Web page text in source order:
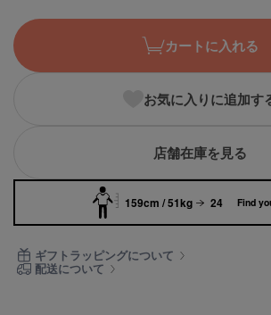
BANDOLIER
バンドリヤー
Calvin Klein
CELFORD
カートに入れる
お気に入りに追加す
店舗在庫を見る
159cm / 51kg 24 Find
ギフトラッピングについて
配送について